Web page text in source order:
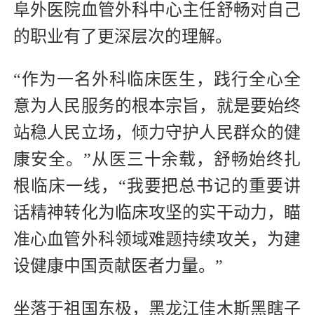
阜外医院血管外科中心主任舒畅对自己
的职业有了更深层次的理解。
“作为一名外科临床医生，践行全心全
意为人民服务的根本宗旨，就是要始终
站稳人民立场，倾力守护人民群众的健
康安全。”从医三十余载，舒畅始终扎
根临床一线，“我要把总书记的重要讲
话精神转化为临床攻坚的实干动力，瞄
准心血管外科领域难题持续攻关，为建
设健康中国贡献医者力量。”
坐落于祖国东极，黑龙江佳木斯黑瞎子